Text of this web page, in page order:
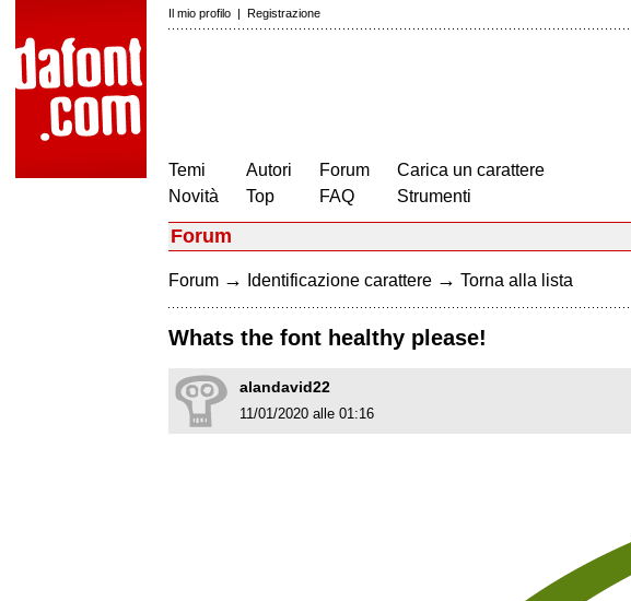
Il mio profilo | Registrazione
Temi
Novità
Autori
Top
Forum
FAQ
Carica un carattere
Strumenti
Forum
Forum → Identificazione carattere → Torna alla lista
Whats the font healthy please!
alandavid22
11/01/2020 alle 01:16